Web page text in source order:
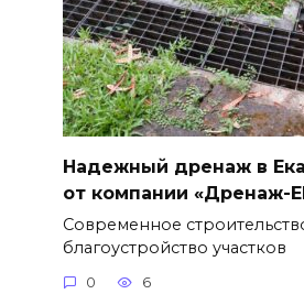
Надежный дренаж в
от компании «Дренаж-
Современное
благоустройство участков
0 6